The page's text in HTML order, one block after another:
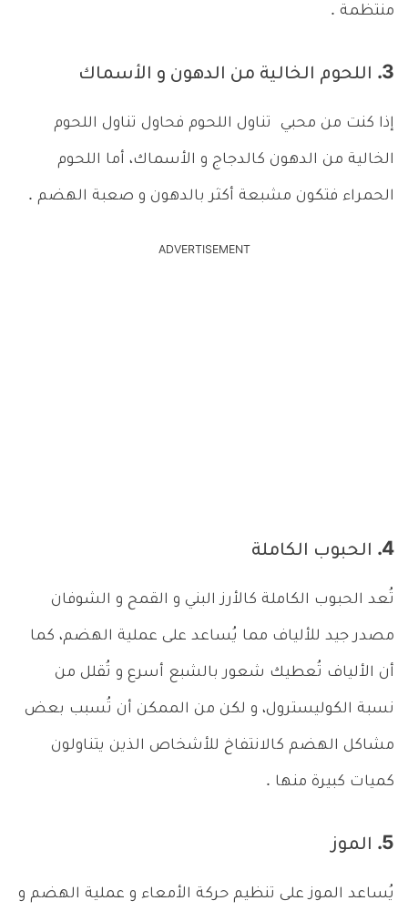
منتظمة .
3. اللحوم الخالية من الدهون و الأسماك
إذا كنت من محبي تناول اللحوم فحاول تناول اللحوم
الخالية من الدهون كالدجاج و الأسماك، أما اللحوم
الحمراء فتكون مشبعة أكثر بالدهون و صعبة الهضم .
ADVERTISEMENT
4. الحبوب الكاملة
تُعد الحبوب الكاملة كالأرز البني و القمح و الشوفان
مصدر جيد للألياف مما يُساعد على عملية الهضم، كما
أن الألياف تُعطيك شعور بالشبع أسرع و تُقلل من
نسبة الكوليسترول، و لكن من الممكن أن تُسبب بعض
مشاكل الهضم كالانتفاخ للأشخاص الذين يتناولون
كميات كبيرة منها .
5. الموز
يُساعد الموز على تنظيم حركة الأمعاء و عملية الهضم و